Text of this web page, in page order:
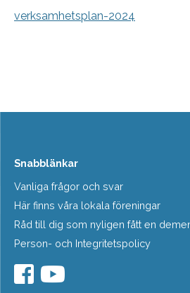
verksamhetsplan-2024
Snabblänkar
Vanliga frågor och svar
Här finns våra lokala föreningar
Råd till dig som nyligen fått en
Person- och Integritetspolicy